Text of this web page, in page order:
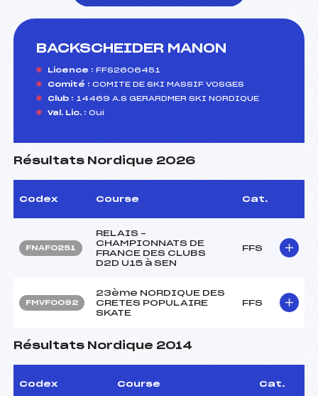
BACKSCHEIDER MANON
Licence : FFS2606451
Comité : COMITE DE SKI MASSIF VOSGES
Club : 14469 A.S GERARDMER SKI NORDIQUE
Val. Lic. : Oui
Résultats Nordique 2026
Codex Course Cat.
FNAF0251
RELAIS –
CHAMPIONNATS DE
FRANCE DES CLUBS
D2D U15 à SEN
FFS
FMVF0092
23ème NORDIQUE DES
CRETES POPULAIRE
SKATE
FFS
Résultats Nordique 2014
Codex Course Cat.